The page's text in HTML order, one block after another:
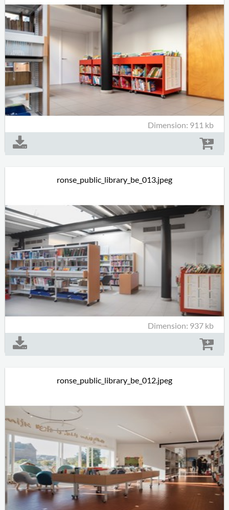
Dimension: 911 kb
ronse_public_library_be_013.jpeg
Dimension: 937 kb
ronse_public_library_be_012.jpeg